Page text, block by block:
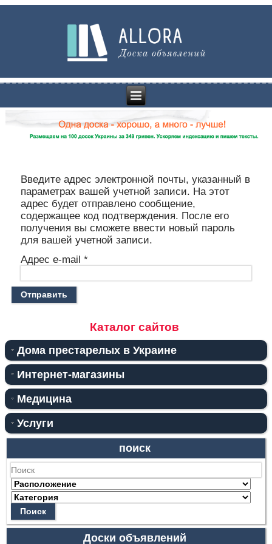
Введите адрес электронной почты, указанный в
параметрах вашей учетной записи. На этот
адрес будет отправлено сообщение,
содержащее код подтверждения. После его
получения вы сможете ввести новый пароль
для вашей учетной записи.
Адрес e-mail *
Отправить
Каталог сайтов
Дома престарелых в Украине
Интернет-магазины
Медицина
Услуги
поиск
Поиск
Доски объявлений